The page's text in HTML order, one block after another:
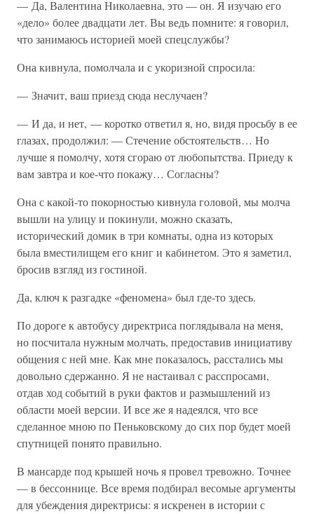
— Да, Валентина Николаевна, это — он. Я изучаю его
«дело» более двадцати лет. Вы ведь помните: я говорил,
что занимаюсь историей моей спецслужбы?
Она кивнула, помолчала и с укоризной спросила:
— Значит, ваш приезд сюда неслучаен?
— И да, и нет, — коротко ответил я, но, видя просьбу в ее
глазах, продолжил: — Стечение обстоятельств… Но
лучше я помолчу, хотя сгораю от любопытства. Приеду к
вам завтра и кое-что покажу… Согласны?
Она с какой-то покорностью кивнула головой, мы молча
вышли на улицу и покинули, можно сказать,
исторический домик в три комнаты, одна из которых
была вместилищем его книг и кабинетом. Это я заметил,
бросив взгляд из гостиной.
Да, ключ к разгадке «феномена» был где-то здесь.
По дороге к автобусу директриса поглядывала на меня,
но посчитала нужным молчать, предоставив инициативу
общения с ней мне. Как мне показалось, расстались мы
довольно сдержанно. Я не настаивал с расспросами,
отдав ход событий в руки фактов и размышлений из
области моей версии. И все же я надеялся, что все
сделанное мною по Пеньковскому до сих пор будет моей
спутницей понято правильно.
В мансарде под крышей ночь я провел тревожно. Точнее
— в бессоннице. Все время подбирал весомые аргументы
для убеждения директрисы: я искренен в истории с